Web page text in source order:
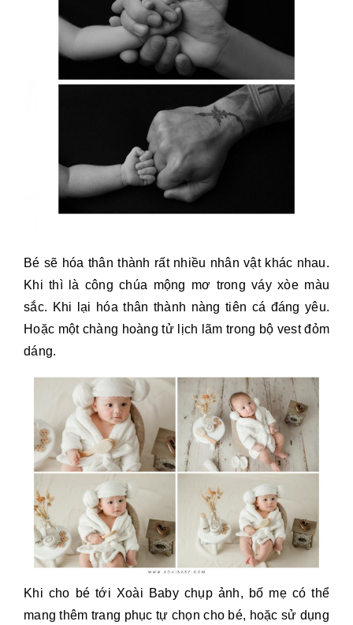
Bé sẽ hóa thân thành rất nhiều nhân vật khác nhau.
Khi thì là công chúa mộng mơ trong váy xòe màu
sắc. Khi lại hóa thân thành nàng tiên cá đáng yêu.
Hoặc một chàng hoàng tử lịch lãm trong bộ vest đỏm
dáng.
Khi cho bé tới Xoài Baby chụp ảnh, bố mẹ có thể
mang thêm trang phục tự chọn cho bé, hoặc sử dụng